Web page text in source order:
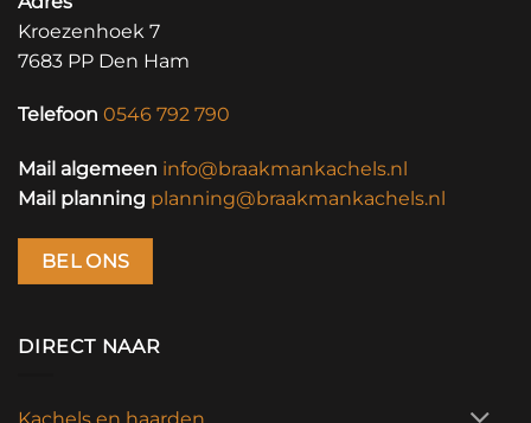
Kroezenhoek 7
7683 PP Den Ham
Telefoon 0546 792 790
Mail algemeen info@braakmankachels.nl
Mail planning planning@braakmankachels.nl
BEL ONS
DIRECT NAAR